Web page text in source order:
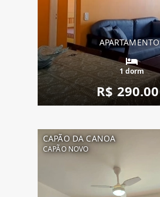
1 dorm
R$
CAPÃO DA CANOA
CAPÃO NOVO